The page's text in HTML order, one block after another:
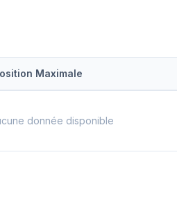
Maximale
donnée disponible